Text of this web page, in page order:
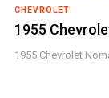
CHEVROLET
1955
1955 Chevrolet